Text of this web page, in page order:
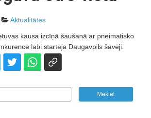
Aktualitātes
kausa izcīņā šaušanā ar pneimatisko
labi startēja Daugavpils šāvēji.